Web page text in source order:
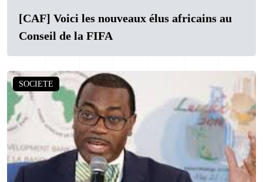
[CAF] Voici les nouveaux élus africains au
Conseil de la FIFA
SOCIETE